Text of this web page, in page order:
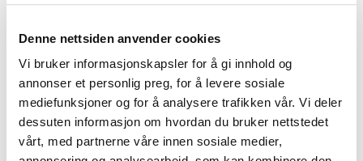
Denne nettsiden anvender cookies
Vi bruker informasjonskapsler for å gi innhold og
annonser et personlig preg, for å levere sosiale
mediefunksjoner og for å analysere trafikken vår. Vi deler
dessuten informasjon om hvordan du bruker nettstedet
vårt, med partnerne våre innen sosiale medier,
NITO
5av5 Svarte til forventningene
Nils Petter Solberg